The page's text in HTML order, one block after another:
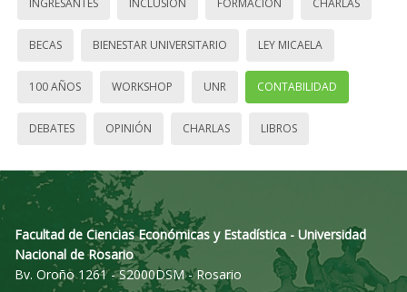
INGRESANTES INCLUSIÓN FORMACIÓN CHARLAS
BECAS BIENESTAR UNIVERSITARIO LEY MICAELA
100 AÑOS WORKSHOP UNR CONTABILIDAD
DEBATES OPINIÓN CHARLAS LIBROS
Facultad de Ciencias Económicas y Estadística - Universidad
Nacional de Rosario
Bv. Oroño 1261 - S2000DSM - Rosario